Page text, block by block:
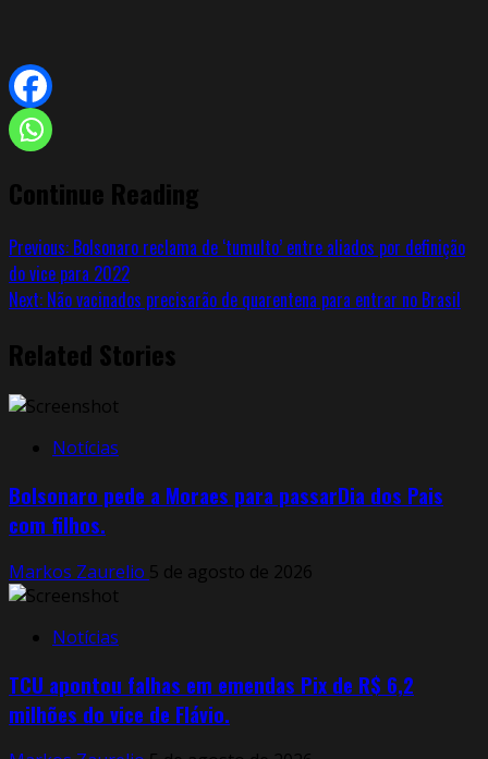
Continue Reading
Previous: Bolsonaro reclama de ‘tumulto’ entre aliados por definição
do vice para 2022
Next: Não vacinados precisarão de quarentena para entrar no Brasil
Related Stories
Notícias
Bolsonaro pede a Moraes para passarDia dos Pais
com filhos.
Markos Zaurelio 5 de agosto de 2026
Notícias
TCU apontou falhas em emendas Pix de R$ 6,2
milhões do vice de Flávio.